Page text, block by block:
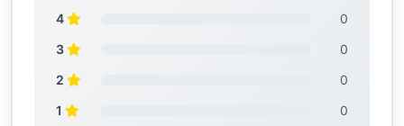
4
0
3
0
2
0
1
0